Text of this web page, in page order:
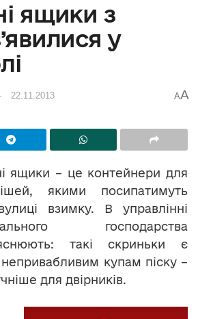
ящики з
у
22.11.2013 AA
ящики – це контейнери для
якими посипатимуть
взимку. В управлінні
господарства
такі скриньки є
купам піску –
для двірників.